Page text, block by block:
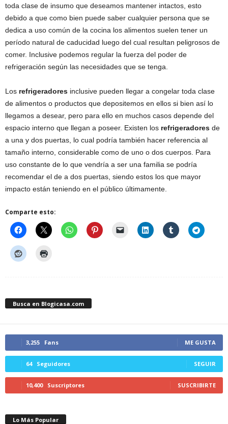
toda clase de insumo que deseamos mantener intactos, esto
debido a que como bien puede saber cualquier persona que se
dedica a uso común de la cocina los alimentos suelen tener un
período natural de caducidad luego del cual resultan peligrosos de
comer. Inclusive podemos regular la fuerza del poder de
refrigeración según las necesidades que se tenga.
Los refrigeradores inclusive pueden llegar a congelar toda clase
de alimentos o productos que depositemos en ellos si bien así lo
llegamos a desear, pero para ello en muchos casos depende del
espacio interno que llegan a poseer. Existen los refrigeradores de
a una y dos puertas, lo cual podría también hacer referencia al
tamaño interno, considerable como de uno o dos cuerpos. Para
uso constante de lo que vendría a ser una familia se podría
recomendar el de a dos puertas, siendo estos los que mayor
impacto están teniendo en el público últimamente.
Comparte esto:
Busca en Blogicasa.com
3,255 Fans ME GUSTA
64 Seguidores SEGUIR
10,400 Suscriptores SUSCRIBIRTE
Lo Más Popular